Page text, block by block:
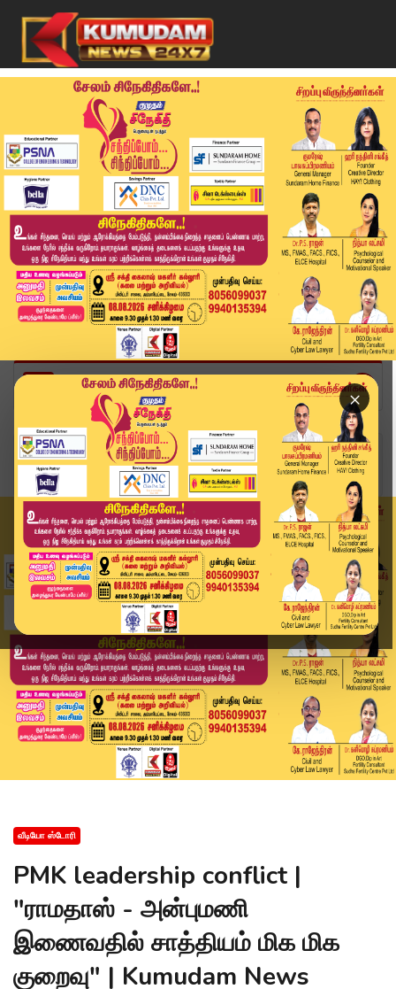
×
Home
வீடியோ ஸ்டோரி
PMK leadership conflict | "ராமதாஸ் - அன்புமணி இ...
வீடியோ ஸ்டோரி
PMK leadership conflict |
"ராமதாஸ் - அன்புமணி
இணைவதில் சாத்தியம் மிக மிக
குறைவு" | Kumudam News